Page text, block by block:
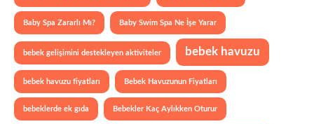
Baby Spa Zararlı Mı? Baby Swim Spa Ne İşe Yarar
bebek gelişimini destekleyen aktiviteler bebek havuzu
bebek havuzu fiyatları Bebek Havuzunun Fiyatları
bebeklerde ek gıda Bebekler Kaç Aylıkken Oturur